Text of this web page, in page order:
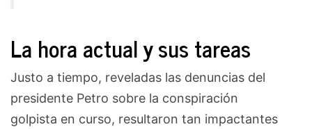
La hora actual y sus tareas
Justo a tiempo, reveladas las denuncias del
presidente Petro sobre la conspiración
golpista en curso, resultaron tan impactantes